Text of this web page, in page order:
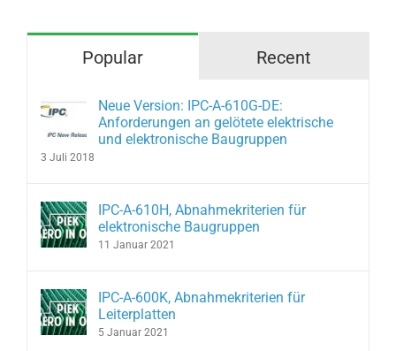
Popular Recent
Neue Version: IPC-A-610G-DE:
Anforderungen an gelötete elektrische
und elektronische Baugruppen
3 Juli 2018
IPC-A-610H, Abnahmekriterien für
elektronische Baugruppen
11 Januar 2021
IPC-A-600K, Abnahmekriterien für
Leiterplatten
5 Januar 2021